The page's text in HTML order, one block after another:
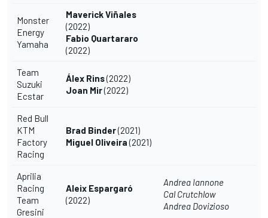
Monster
Energy
Yamaha
Maverick Viñales
(2022)
Fabio Quartararo
(2022)
Team
Suzuki
Ecstar
Álex Rins(2022)
Joan Mir(2022)
Red Bull
KTM
Factory
Racing
Brad Binder(2021)
Miguel Oliveira(2021)
Aprilia
Racing
Team
Gresini
Aleix Espargaró
(2022)
Andrea Iannone
Cal Crutchlow
Andrea Dovizioso